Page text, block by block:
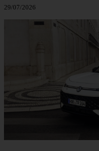
29/07/2026